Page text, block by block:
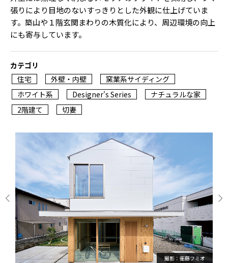
張りにより目地のないすっきりとした外観に仕上げていま
す。築山や１階玄関まわりの木質化により、周辺環境の向上
にも寄与しています。
カテゴリ
住宅
外壁・内壁
窯業系サイディング
ホワイト系
Designer's Series
ナチュラルな家
2階建て
切妻
撮影：衛藤フミオ